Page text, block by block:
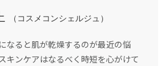
（コスメコンシェルジュ）
なると肌が乾燥するのが最近の悩
キンケアはなるべく時短を心がけて